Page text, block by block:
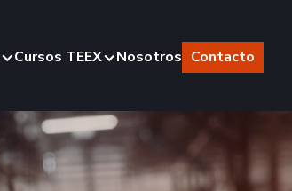
Cursos TEEX Nosotros Contacto